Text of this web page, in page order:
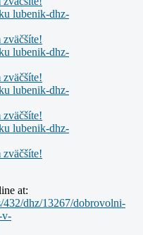
at:
432/dhz/13267/dobrovolni-
v-